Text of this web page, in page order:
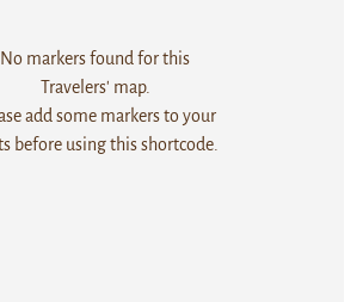
No markers found for this
Travelers' map.
add some markers to your
before using this shortcode.